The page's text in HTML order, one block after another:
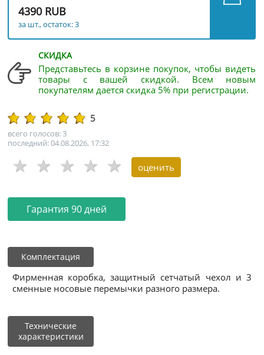
4390 RUB
за шт., остаток: 3
СКИДКА
Представьтесь в корзине покупок, чтобы видеть
товары с вашей скидкой. Всем новым
покупателям дается скидка 5% при регистрации.
5
всего голосов: 3
последний: 04.08.2026, 17:32
Гарантия 90 дней
Комплектация
Фирменная коробка, защитный сетчатый чехол и 3
сменные носовые перемычки разного размера.
Технические
характеристики